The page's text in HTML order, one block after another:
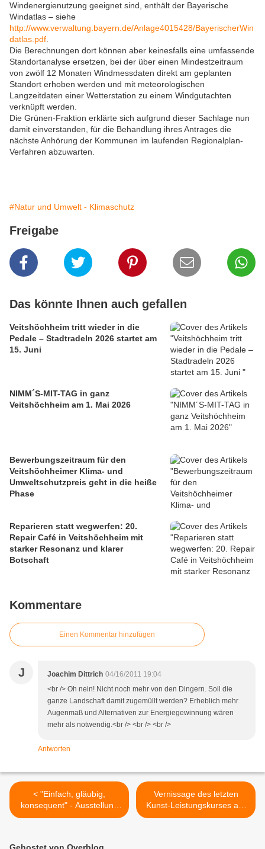
Windenergienutzung geeignet sind, enthält der Bayerische
Windatlas – siehe
http://www.verwaltung.bayern.de/Anlage4015428/BayerischerWin
datlas.pdf
Die Berechnungen dort können aber keinesfalls eine umfassende
Standortanalyse ersetzen, bei der über einen Mindestzeitraum
von zwölf 12 Monaten Windmessdaten direkt am geplanten
Standort erhoben werden und mit meteorologischen
Langzeitdaten einer Wetterstation zu einem Windgutachten
verknüpft werden.
Die Grünen-Fraktion erklärte sich aufgrund dieser Sachlage nun
damit einverstanden, für die Behandlung ihres Antrages die
nächste Anhörung der Kommunen im laufenden Regionalplan-
Verfahren abzuwarten.
#Natur und Umwelt - Klimaschutz
Freigabe
Das könnte Ihnen auch gefallen
Veitshöchheim tritt wieder in die
Pedale – Stadtradeln 2026 startet am
15. Juni
NIMM´S-MIT-TAG in ganz
Veitshöchheim am 1. Mai 2026
Bewerbungszeitraum für den
Veitshöchheimer Klima- und
Umweltschutzpreis geht in die heiße
Phase
Reparieren statt wegwerfen: 20.
Repair Café in Veitshöchheim mit
starker Resonanz und klarer
Botschaft
Kommentare
Einen Kommentar hinzufügen
J Joachim Dittrich 04/16/2011 19:04
<br /> Oh nein! Nicht noch mehr von den Dingern. Soll die
ganze Landschaft damit zugemüllt werden? Erheblich mehr
Augenmaß und Alternativen zur Energiegewinnung wären
mehr als notwendig.<br /> <br /> <br />
Antworten
< "Einfach, gläubig,
konsequent" - Ausstellung
zur Seligsprechung von
Vernissage des letzten
Kunst-Leistungskurses am
Gymnasium Veitshöchheim